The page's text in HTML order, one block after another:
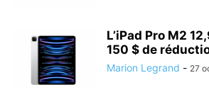
L’iPad Pro M2
150 $ de
Marion Legrand - 27